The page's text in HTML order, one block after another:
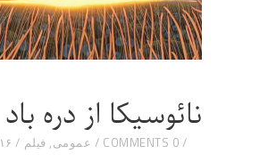
نائوسیکا از دره‌ باد
۱۶ اسفند ۱۳۹۹ عمومی, فیلم 0 COMMENTS